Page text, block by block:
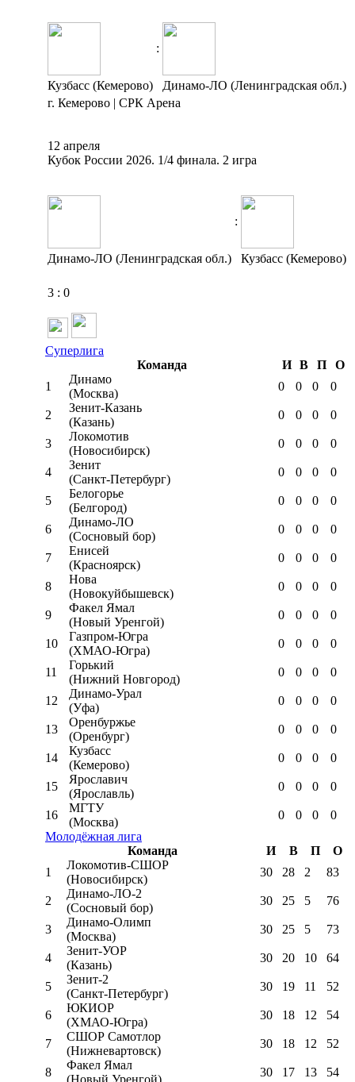
:
Кузбасс (Кемерово)
Динамо-ЛО (Ленинградская обл.)
г. Кемерово | СРК Арена
12 апреля
Кубок России 2026. 1/4 финала. 2 игра
:
Динамо-ЛО (Ленинградская обл.) Кузбасс (Кемерово)
3 : 0
Суперлига
Команда
И В П
О
1
Динамо
(Москва)
0 0 0 0
2
Зенит-Казань
(Казань)
0 0 0 0
3
Локомотив
(Новосибирск)
0 0 0 0
4
Зенит
(Санкт-Петербург)
0 0 0 0
5
Белогорье
(Белгород)
0 0 0 0
6
Динамо-ЛО
(Сосновый бор)
0 0 0 0
7
Енисей
(Красноярск)
0 0 0 0
8
Нова
(Новокуйбышевск)
0 0 0 0
9
Факел Ямал
(Новый Уренгой)
0 0 0 0
10
Газпром-Югра
(ХМАО-Югра)
0 0 0 0
11
Горький
(Нижний Новгород)
0 0 0 0
12
Динамо-Урал
(Уфа)
0 0 0 0
13
Оренбуржье
(Оренбург)
0 0 0 0
14
Кузбасс
(Кемерово)
0 0 0 0
15
Ярославич
(Ярославль)
0 0 0 0
16
МГТУ
(Москва)
0 0 0
0
Молодёжная лига
Команда
И В П
О
1
Локомотив-CШОР
(Новосибирск)
30 28 2 83
2
Динамо-ЛО-2
(Сосновый бор)
30 25 5 76
3
Динамо-Олимп
(Москва)
30 25 5 73
4
Зенит-УОР
(Казань)
30 20 10 64
5
Зенит-2
(Санкт-Петербург)
30 19 11 52
6
ЮКИОР
(ХМАО-Югра)
30 18 12 54
7
СШОР Самотлор
(Нижневартовск)
30 18 12 52
8
Факел Ямал
(Новый Уренгой)
30 17 13 54